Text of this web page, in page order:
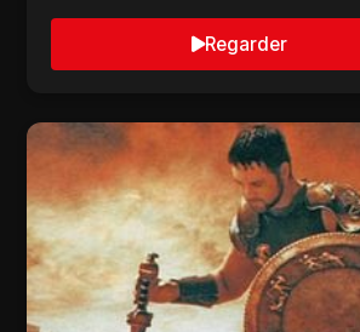
Regarder